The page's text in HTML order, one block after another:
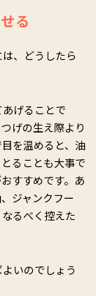
る
、どうしたら
げることで
げの生え際より
を温めると、油
ることも大事で
すすめです。あ
ジャンクフー
るべく控えた
いのでしょう